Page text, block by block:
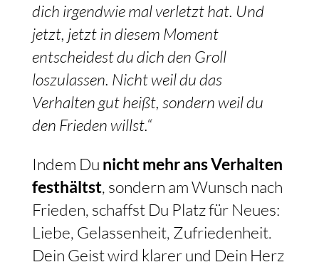
dich irgendwie mal verletzt hat. Und
jetzt, jetzt in diesem Moment
entscheidest du dich den Groll
loszulassen. Nicht weil du das
Verhalten gut heißt, sondern weil du
den Frieden willst.“
Indem Du nicht mehr ans Verhalten
festhältst, sondern am Wunsch nach
Frieden, schaffst Du Platz für Neues:
Liebe, Gelassenheit, Zufriedenheit.
Dein Geist wird klarer und Dein Herz